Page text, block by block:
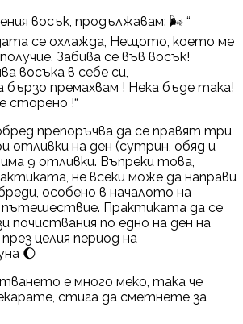
восък, продължавам: 🌬 “
се охлажда, Нещото, което ме
Забива се във восък!
восъка в себе си,
премахвам ! Нека бъде така!
сторено !“
препоръчва да се правят три
отливки на ден (сутрин, обяд и
има 9 отливки. Въпреки това,
не всеки може да направи
особено в началото на
Практиката да се
почиствания по едно на ден на
целия период на
🌔
е много меко, така че
стига да сметнете за